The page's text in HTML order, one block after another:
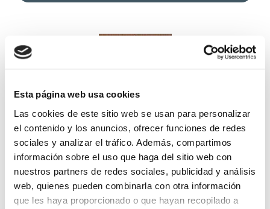
Esta página web usa cookies
Las cookies de este sitio web se usan para personalizar
el contenido y los anuncios, ofrecer funciones de redes
sociales y analizar el tráfico. Además, compartimos
información sobre el uso que haga del sitio web con
nuestros partners de redes sociales, publicidad y análisis
web, quienes pueden combinarla con otra información
que les haya proporcionado o que hayan recopilado a
PAN SAGRADO
HÉCTOR FERREYRA